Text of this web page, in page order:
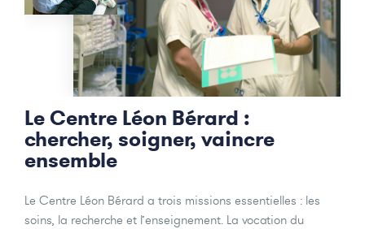
Le Centre Léon Bérard :
chercher, soigner, vaincre
ensemble
Le Centre Léon Bérard a trois missions essentielles : les
soins, la recherche et l’enseignement. La vocation du